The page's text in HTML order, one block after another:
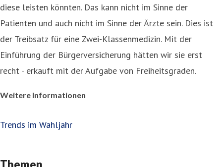
diese leisten könnten. Das kann nicht im Sinne der
Patienten und auch nicht im Sinne der Ärzte sein. Dies ist
der Treibsatz für eine Zwei-Klassenmedizin. Mit der
Einführung der Bürgerversicherung hätten wir sie erst
recht - erkauft mit der Aufgabe von Freiheitsgraden.
Weitere Informationen
Trends im Wahljahr